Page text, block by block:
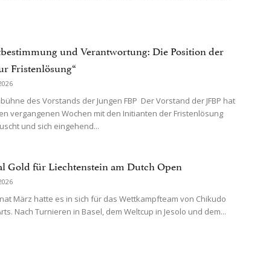
und Verantwortung: Die Position der
Fristenlösung“
des Vorstands der Jungen FBP Der Vorstand der JFBP hat
vergangenen Wochen mit den Initianten der Fristenlösung
und sich eingehend...
Gold für Liechtenstein am Dutch Open
März hatte es in sich für das Wettkampfteam von Chikudo
Nach Turnieren in Basel, dem Weltcup in Jesolo und dem...